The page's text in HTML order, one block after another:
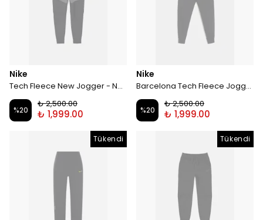
Nike
Tech Fleece New Jogger - Neon
%20
₺ 2,500.00
₺ 1,999.00
Nike
Barcelona Tech Fleece Jogger - Black
%20
₺ 2,500.00
₺ 1,999.00
Tükendi Tükendi